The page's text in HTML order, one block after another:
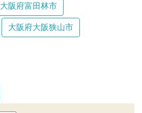
大阪府富田林市
大阪府大阪狭山市